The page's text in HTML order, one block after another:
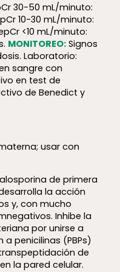
30-50 mL/minuto:
10-30 mL/minuto:
<10 mL/minuto:
MONITOREO:Signos
Laboratorio:
sangre con
en test de
de Benedict y
usar con
de primera
la acción
y, con mucho
Inhibe la
por unirse a
penicilinas (PBPs)
de
la pared celular.